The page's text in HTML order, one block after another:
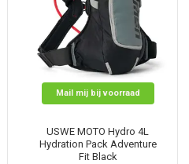
Mail mij bij voorraad
USWE MOTO Hydro 4L
Hydration Pack Adventure
Fit Black